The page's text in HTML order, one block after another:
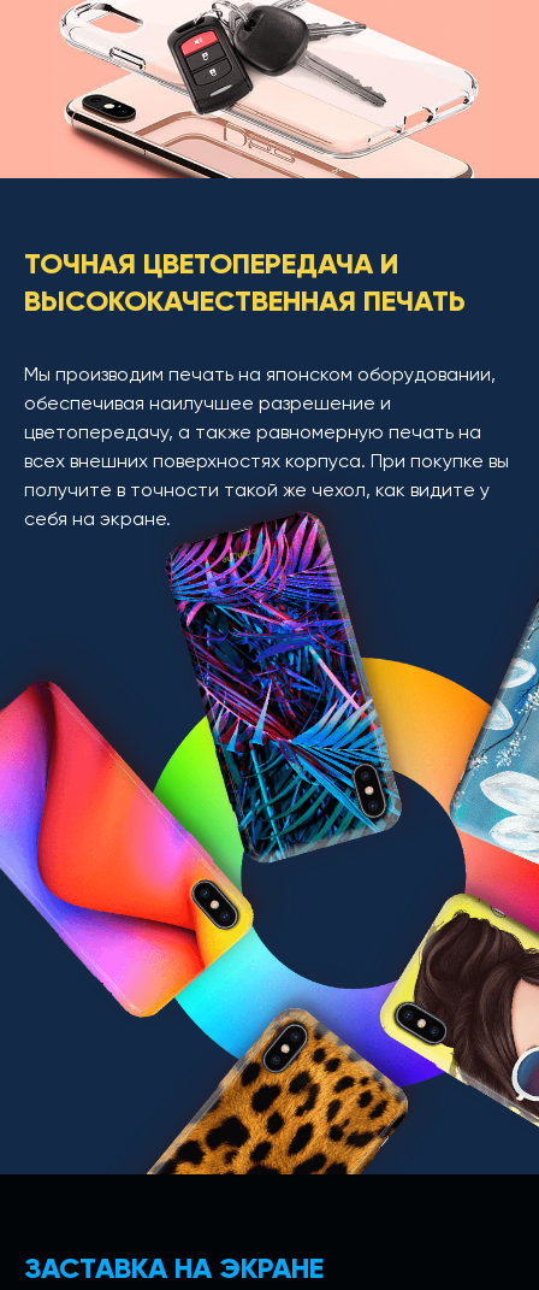
ТОЧНАЯ ЦВЕТОПЕРЕДАЧА И
ВЫСОКОКАЧЕСТВЕННАЯ ПЕЧАТЬ
Мы производим печать на японском оборудовании,
обеспечивая наилучшее разрешение и
цветопередачу, а также равномерную печать на
всех внешних поверхностях корпуса. При покупке вы
получите в точности такой же чехол, как видите у
себя на экране.
ЗАСТАВКА НА ЭКРАНЕ